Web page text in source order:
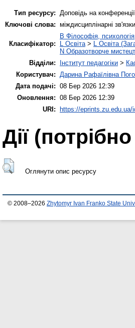
Тип ресурсу:
Доповідь на
Ключові слова: міждисциплінарні
Класифікатор:
B Філософія,
L Освіта > L Освіта
N Образотворче
Відділи:
Інститут педагогіки >
Користувач:
Дарина Рафаїлівна
Дата подачі: 08 Бер 2026 12:39
Оновлення: 08 Бер 2026 12:39
URI: https://eprints.zu.edu.ua/
Дії
Оглянути опис ресурсу
© 2008–2026 Zhytomyr Ivan Franko State